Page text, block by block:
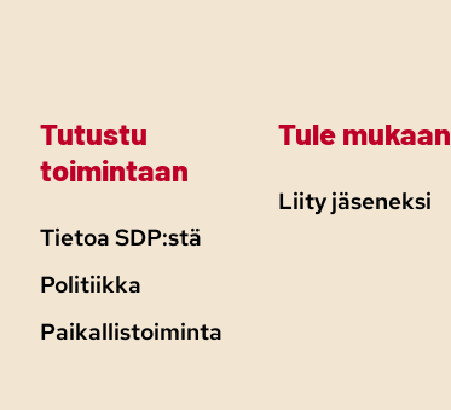
Tutustu
toimintaan
Tietoa SDP:stä
Politiikka
Paikallistoiminta
Tule mukaan
Liity jäseneksi